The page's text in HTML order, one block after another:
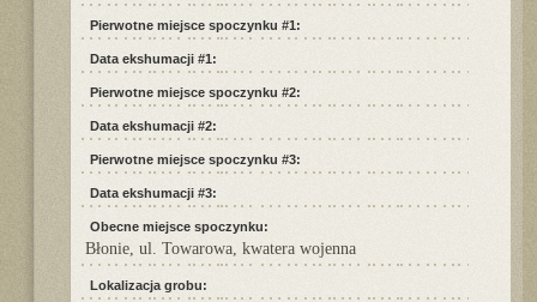
Pierwotne miejsce spoczynku #1:
Data ekshumacji #1:
Pierwotne miejsce spoczynku #2:
Data ekshumacji #2:
Pierwotne miejsce spoczynku #3:
Data ekshumacji #3:
Obecne miejsce spoczynku:
Błonie, ul. Towarowa, kwatera wojenna
Lokalizacja grobu: